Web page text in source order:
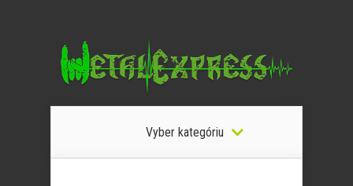
Vyber kategóriu